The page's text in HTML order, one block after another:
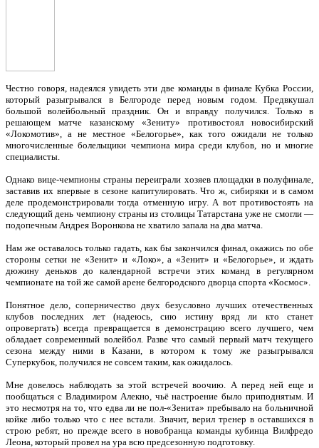
Честно говоря, надеялся увидеть эти две команды в финале Кубка России,
который разыгрывался в Белгороде перед новым годом. Предвкушал
большой волейбольный праздник. Он и вправду получился. Только в
решающем матче казанскому «Зениту» противостоял новосибирский
«Локомотив», а не местное «Белогорье», как того ожидали не только
многочисленные болельщики чемпиона мира среди клубов, но и многие
специалисты.
Однако вице-чемпионы страны переиграли хозяев площадки в полуфинале,
заставив их впервые в сезоне капитулировать. Что ж, сибиряки и в самом
деле продемонстрировали тогда отменную игру. А вот противостоять на
следующий день чемпиону страны из столицы Татарстана уже не смогли —
подопечным Андрея Воронкова не хватило запала на два матча.
Нам же оставалось только гадать, как бы закончился финал, окажись по обе
стороны сетки не «Зенит» и «Локо», а «Зенит» и «Белогорье», и ждать
дюжину деньков до календарной встречи этих команд в регулярном
чемпионате на той же самой арене белгородского дворца спорта «Космос».
Понятное дело, соперничество двух безусловно лучших отечественных
клубов последних лет (надеюсь, сию истину вряд ли кто станет
опровергать) всегда превращается в демонстрацию всего лучшего, чем
обладает современный волейбол. Разве что самый первый матч текущего
сезона между ними в Казани, в котором к тому же разыгрывался
Суперкубок, получился не совсем таким, как ожидалось.
Мне довелось наблюдать за этой встречей воочию. А перед ней еще и
пообщаться с Владимиром Алекно, чьё настроение было приподнятым. И
это несмотря на то, что едва ли не пол-«Зенита» пребывало на больничной
койке либо только что с нее встали. Значит, верил тренер в оставшихся в
строю ребят, но прежде всего в новобранца команды кубинца Вилфредо
Леона, который провел на ура всю предсезонную подготовку.